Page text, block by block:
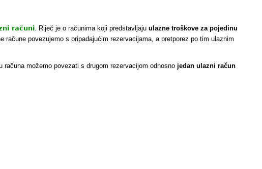
računi. Riječ je o računima koji predstavljaju ulazne troškove za pojedinu
račune povezujemo s pripadajućim rezervacijama, a pretporez po tim ulaznim
možemo povezati s drugom rezervacijom odnosno jedan ulazni račun